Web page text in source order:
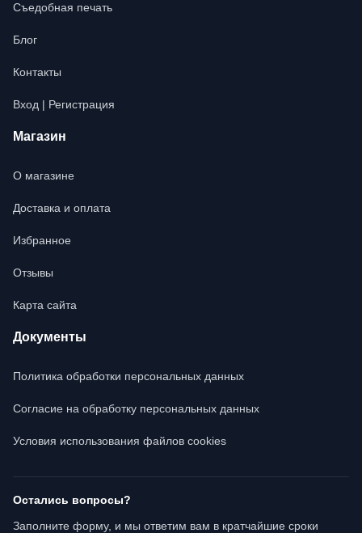
Съедобная печать
Блог
Контакты
Вход | Регистрация
Магазин
О магазине
Доставка и оплата
Избранное
Отзывы
Карта сайта
Документы
Политика обработки персональных данных
Согласие на обработку персональных данных
Условия использования файлов cookies
Остались вопросы?
Заполните форму, и мы ответим вам в кратчайшие сроки